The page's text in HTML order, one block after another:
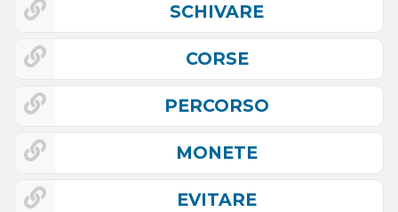
SCHIVARE
CORSE
PERCORSO
MONETE
EVITARE